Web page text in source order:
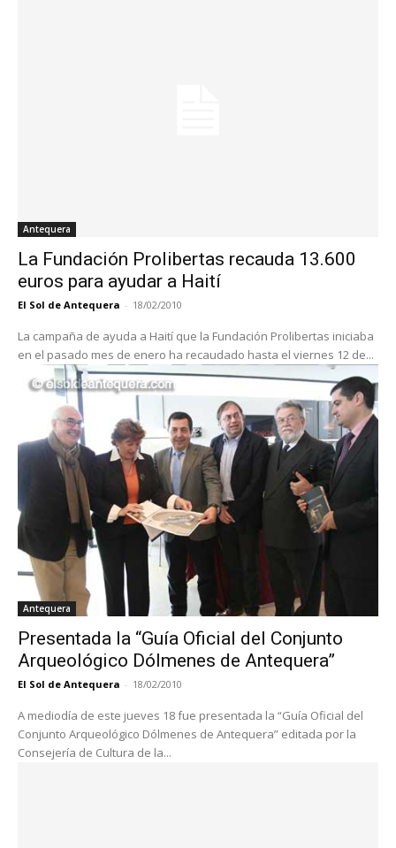
Antequera
La Fundación Prolibertas recauda 13.600
euros para ayudar a Haití
El Sol de Antequera - 18/02/2010
La campaña de ayuda a Haití que la Fundación Prolibertas iniciaba
en el pasado mes de enero ha recaudado hasta el viernes 12 de...
Antequera
Presentada la “Guía Oficial del Conjunto
Arqueológico Dólmenes de Antequera”
El Sol de Antequera - 18/02/2010
A mediodía de este jueves 18 fue presentada la “Guía Oficial del
Conjunto Arqueológico Dólmenes de Antequera” editada por la
Consejería de Cultura de la...